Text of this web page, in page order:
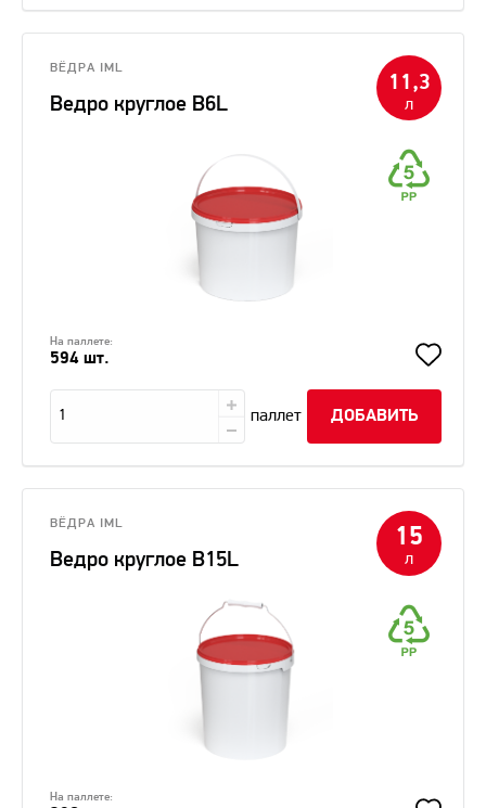
11,3
л
ВЁДРА IML
Ведро круглое В6L
На паллете:
594 шт.
паллет ДОБАВИТЬ
15
л
ВЁДРА IML
Ведро круглое В15L
На паллете: